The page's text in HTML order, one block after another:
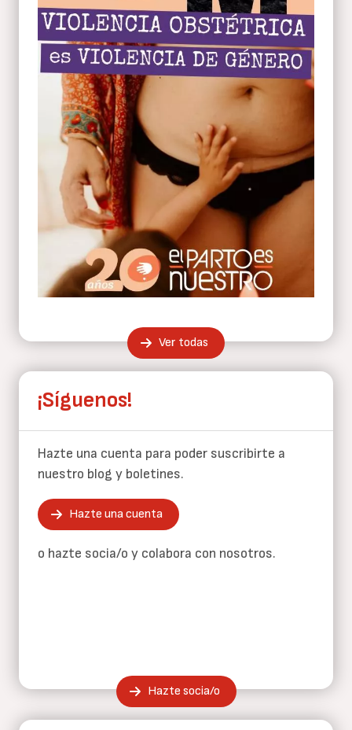
Ver todas
¡Síguenos!
Hazte una cuenta para poder suscribirte a
nuestro blog y boletines.
Hazte una cuenta
o hazte socia/o y colabora con nosotros.
Hazte socia/o